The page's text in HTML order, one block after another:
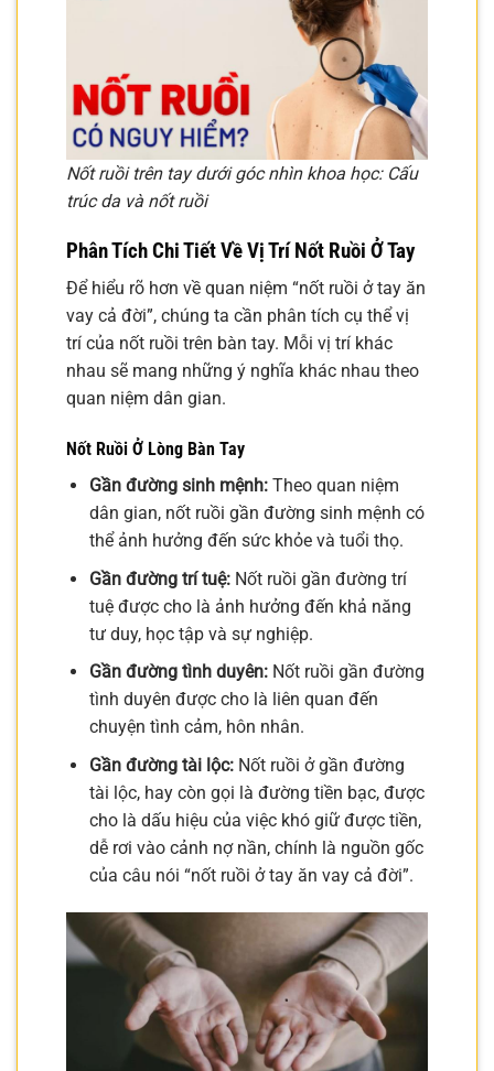
Nốt ruồi trên tay dưới góc nhìn khoa học: Cấu
trúc da và nốt ruồi
Phân Tích Chi Tiết Về Vị Trí Nốt Ruồi Ở Tay
Để hiểu rõ hơn về quan niệm “nốt ruồi ở tay ăn
vay cả đời”, chúng ta cần phân tích cụ thể vị
trí của nốt ruồi trên bàn tay. Mỗi vị trí khác
nhau sẽ mang những ý nghĩa khác nhau theo
quan niệm dân gian.
Nốt Ruồi Ở Lòng Bàn Tay
Gần đường sinh mệnh:Theo quan niệm
dân gian, nốt ruồi gần đường sinh mệnh có
thể ảnh hưởng đến sức khỏe và tuổi thọ.
Gần đường trí tuệ:Nốt ruồi gần đường trí
tuệ được cho là ảnh hưởng đến khả năng
tư duy, học tập và sự nghiệp.
Gần đường tình duyên:Nốt ruồi gần đường
tình duyên được cho là liên quan đến
chuyện tình cảm, hôn nhân.
Gần đường tài lộc:Nốt ruồi ở gần đường
tài lộc, hay còn gọi là đường tiền bạc, được
cho là dấu hiệu của việc khó giữ được tiền,
dễ rơi vào cảnh nợ nần, chính là nguồn gốc
của câu nói “nốt ruồi ở tay ăn vay cả đời”.